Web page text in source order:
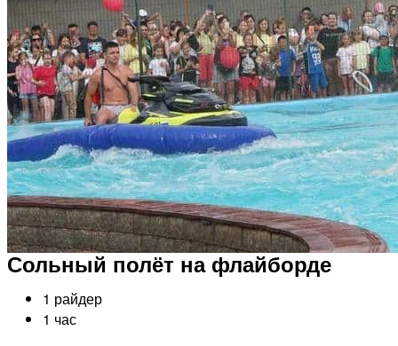
Сольный полёт на флайборде
1 райдер
1 час